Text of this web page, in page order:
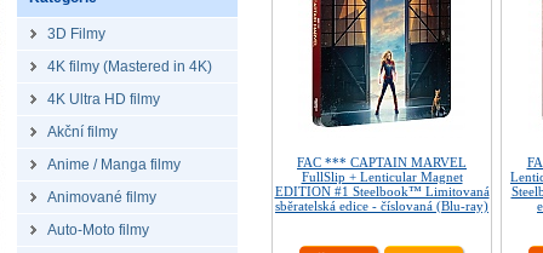
3D Filmy
4K filmy (Mastered in 4K)
4K Ultra HD filmy
Akční filmy
Anime / Manga filmy
Animované filmy
Auto-Moto filmy
FAC *** CAPTAIN MARVEL
FullSlip + Lenticular Magnet
EDITION #1 Steelbook™ Limitovaná
sběratelská edice - číslovaná (Blu-ray)